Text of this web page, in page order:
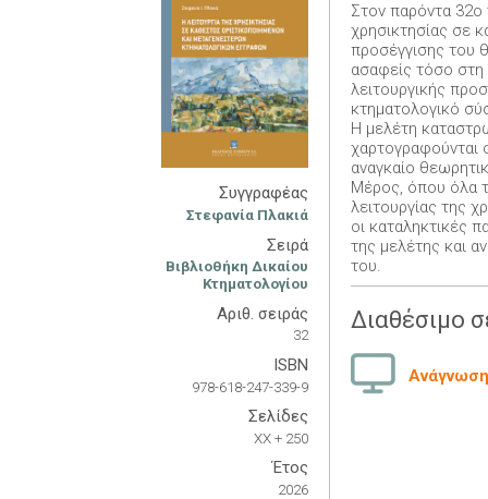
Συγγραφέας
Στεφανία Πλακιά
Σειρά
Βιβλιοθήκη Δικαίου
Κτηματολογίου
Αριθ. σειράς
32
ISBN
978-618-247-339-9
Σελίδες
XX + 250
Έτος
2026
Στον παρόντα 32ο
χρησικτησίας σε
προσέγγισης του
ασαφείς τόσο στη
λειτουργικής
κτηματολογικό
Η μελέτη
χαρτογραφούνται
αναγκαίο
Μέρος, όπου όλα
λειτουργίας της
οι καταληκτικές
της μελέτης και
του.
Διαθέσιμο